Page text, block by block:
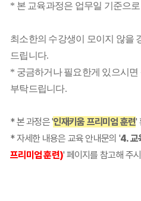
* 본 교육과정은 업무일 기준으로
최소한의 수강생이 모이지 않을
드립니다.
* 궁금하거나 필요한게 있으시면
부탁드립니다.
* 본 과정은 '인재키움 프리미엄 훈련'
* 자세한 내용은 교육 안내문의 '4. 교
프리미엄 훈련)' 페이지를 참고해 주